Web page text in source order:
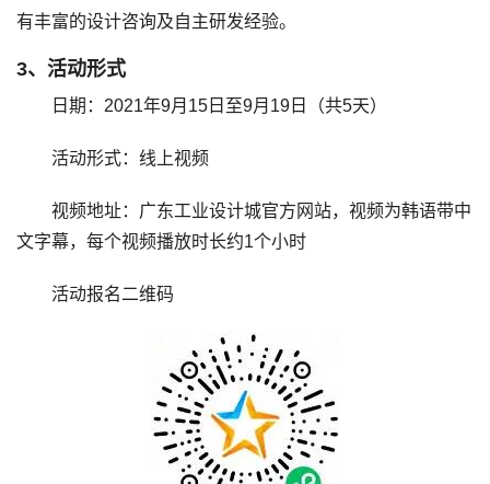
有丰富的设计咨询及自主研发经验。
3、活动形式
日期：2021年9月15日至9月19日（共5天）
活动形式：线上视频
视频地址：广东工业设计城官方网站，视频为韩语带中
文字幕，每个视频播放时长约1个小时
活动报名二维码